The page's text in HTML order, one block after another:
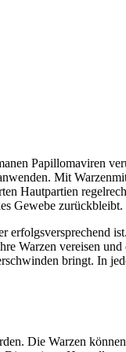
Papillomaviren
Mit
Hautpartien
Gewebe zurückbleibt.
Warzen vereisen
bringt. In
Die Warzen